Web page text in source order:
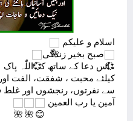
اسلام و علیکم
صبح بخیر زندگی
آمین یا رب العمین